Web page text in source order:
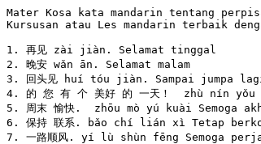
Mater Kosa kata mandarin tentang
Kursusan atau Les mandarin terbaik
1. 再见 zài jiàn. Selamat tinggal
2. 晚安 wǎn ān. Selamat malam
3. 回头见 huí tóu jiàn. Sampai jumpa
4. 的 您 有 个 美好 的 一天！  zhù nín yǒu
5. 周末 愉快.  zhōu mò yú kuài Semoga
6. 保持 联系. bǎo chí lián xì Tetap
7. 一路顺风. yí lù shùn fēng Semoga